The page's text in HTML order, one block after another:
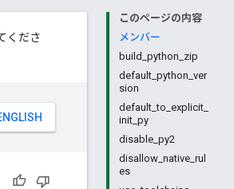
このページの内容
メンバー
build_python_zip
default_python_ver
sion
default_to_explicit_
init_py
disable_py2
disallow_native_rul
es
くださ